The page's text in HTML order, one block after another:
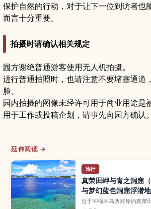
保护自然的行动，对于让下一位到访者也
而言十分重要。
拍摄时请确认相关规定
园方谢绝普通游客使用无人机拍摄。
进行普通拍照时，也请注意不要堵塞通道
脸。
园内拍摄的图像未经许可用于商业用途是
用于工作或投稿企划，请事先向园方确认。
延伸阅读 →
旅行
真荣田岬与青之洞窟
与梦幻蓝色洞窟浮潜地
位于冲绳本岛西海岸的真荣